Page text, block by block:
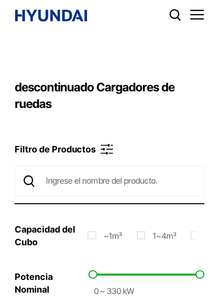
descontinuado Cargadores de
ruedas
Filtro de Productos
Capacidad del
Cubo
~1m³ 1~4m³
Potencia
Nominal